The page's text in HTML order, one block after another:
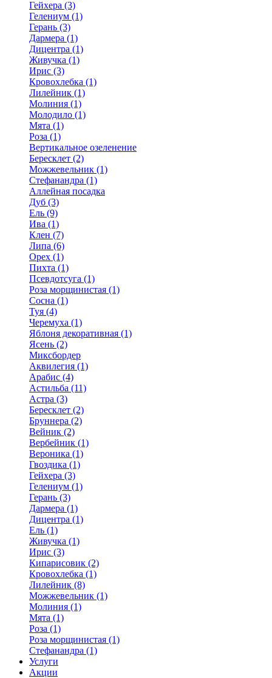
Гейхера (3)
Гелениум (1)
Герань (3)
Дармера (1)
Дицентра (1)
Живучка (1)
Ирис (3)
Кровохлебка (1)
Лилейник (1)
Молиния (1)
Молодило (1)
Мята (1)
Роза (1)
Вертикальное озеленение
Бересклет (2)
Можжевельник (1)
Стефанандра (1)
Аллейная посадка
Дуб (3)
Ель (9)
Ива (1)
Клен (7)
Липа (6)
Орех (1)
Пихта (1)
Псевдотсуга (1)
Роза морщинистая (1)
Сосна (1)
Туя (4)
Черемуха (1)
Яблоня декоративная (1)
Ясень (2)
Миксбордер
Аквилегия (1)
Арабис (4)
Астильба (11)
Астра (3)
Бересклет (2)
Бруннера (2)
Вейник (2)
Вербейник (1)
Вероника (1)
Гвоздика (1)
Гейхера (3)
Гелениум (1)
Герань (3)
Дармера (1)
Дицентра (1)
Ель (1)
Живучка (1)
Ирис (3)
Кипарисовик (2)
Кровохлебка (1)
Лилейник (8)
Можжевельник (1)
Молиния (1)
Мята (1)
Роза (1)
Роза морщинистая (1)
Стефанандра (1)
Услуги
Акции